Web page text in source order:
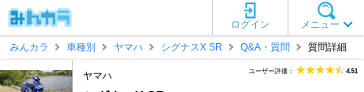
メニュー
ログイン
みんカラ
車種別 ヤマハ シグナスX SR Q&A・質問 質問詳細
ヤマハ ユーザー評価： 4.51